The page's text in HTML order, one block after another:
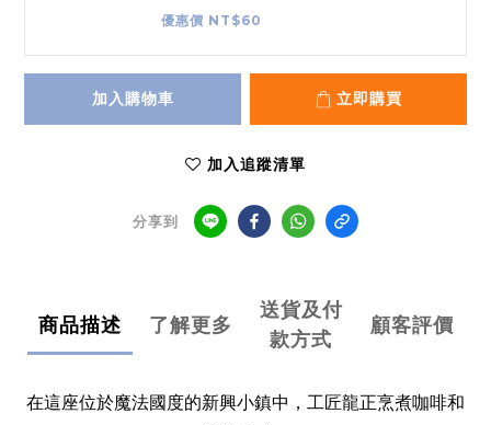
優惠價 NT$60
加入購物車 立即購買
加入追蹤清單
分享到
商品描述 了解更多
送貨及付
款方式
顧客評價
在這座位於魔法國度的新興小鎮中，工匠龍正烹煮咖啡和